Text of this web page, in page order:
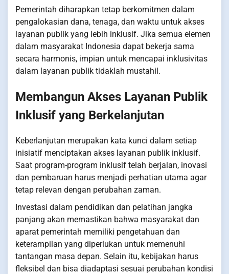
Pemerintah diharapkan tetap berkomitmen dalam
pengalokasian dana, tenaga, dan waktu untuk akses
layanan publik yang lebih inklusif. Jika semua elemen
dalam masyarakat Indonesia dapat bekerja sama
secara harmonis, impian untuk mencapai inklusivitas
dalam layanan publik tidaklah mustahil.
Membangun Akses Layanan Publik
Inklusif yang Berkelanjutan
Keberlanjutan merupakan kata kunci dalam setiap
inisiatif menciptakan akses layanan publik inklusif.
Saat program-program inklusif telah berjalan, inovasi
dan pembaruan harus menjadi perhatian utama agar
tetap relevan dengan perubahan zaman.
Investasi dalam pendidikan dan pelatihan jangka
panjang akan memastikan bahwa masyarakat dan
aparat pemerintah memiliki pengetahuan dan
keterampilan yang diperlukan untuk memenuhi
tantangan masa depan. Selain itu, kebijakan harus
fleksibel dan bisa diadaptasi sesuai perubahan kondisi